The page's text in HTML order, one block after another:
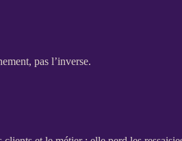
pas l’inverse.